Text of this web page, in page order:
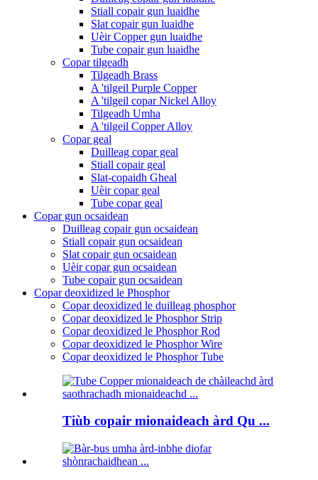
Stiall copair gun luaidhe
Slat copair gun luaidhe
Uèir Copper gun luaidhe
Tube copair gun luaidhe
Copar tilgeadh
Tilgeadh Brass
A 'tilgeil Purple Copper
A 'tilgeil copar Nickel Alloy
Tilgeadh Umha
A 'tilgeil Copper Alloy
Copar geal
Duilleag copar geal
Stiall copair geal
Slat-copaidh Gheal
Uèir copar geal
Tube copar geal
Copar gun ocsaidean
Duilleag copair gun ocsaidean
Stiall copair gun ocsaidean
Slat copair gun ocsaidean
Uèir copar gun ocsaidean
Tube copair gun ocsaidean
Copar deoxidized le Phosphor
Copar deoxidized le duilleag phosphor
Copar deoxidized le Phosphor Strip
Copar deoxidized le Phosphor Rod
Copar deoxidized le Phosphor Wire
Copar deoxidized le Phosphor Tube
Tiùb copair mionaideach àrd Qu ...